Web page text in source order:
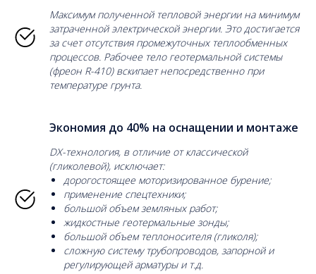
Максимум полученной тепловой энергии на минимум
затраченной электрической энергии. Это достигается
за счет отсутствия промежуточных теплообменных
процессов. Рабочее тело геотермальной системы
(фреон R-410) вскипает непосредственно при
температуре грунта.
Экономия до 40% на оснащении и монтаже
DX-технология, в отличие от классической
(гликолевой), исключает:
дорогостоящее моторизированное бурение;
применение спецтехники;
большой объем земляных работ;
жидкостные геотермальные зонды;
большой объем теплоносителя (гликоля);
сложную систему трубопроводов, запорной и
регулирующей арматуры и т.д.